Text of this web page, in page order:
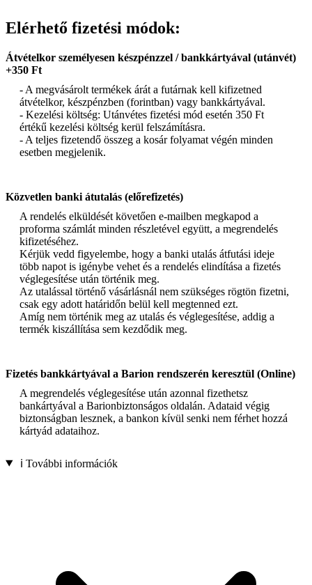
Elérhető fizetési módok:
Átvételkor személyesen készpénzzel / bankkártyával (utánvét)
+350 Ft
- A megvásárolt termékek árát a futárnak kell kifizetned
átvételkor, készpénzben (forintban) vagy bankkártyával.
- Kezelési költség: Utánvétes fizetési mód esetén 350 Ft
értékű kezelési költség kerül felszámításra.
- A teljes fizetendő összeg a kosár folyamat végén minden
esetben megjelenik.
Közvetlen banki átutalás (előrefizetés)
A rendelés elküldését követően e-mailben megkapod a
proforma számlát minden részletével együtt, a megrendelés
kifizetéséhez.
Kérjük vedd figyelembe, hogy a banki utalás átfutási ideje
több napot is igénybe vehet és a rendelés elindítása a fizetés
véglegesítése után történik meg.
Az utalással történő vásárlásnál nem szükséges rögtön fizetni,
csak egy adott határidőn belül kell megtenned ezt.
Amíg nem történik meg az utalás és véglegesítése, addig a
termék kiszállítása sem kezdődik meg.
Fizetés bankkártyával a Barion rendszerén keresztül (Online)
A megrendelés véglegesítése után azonnal fizethetsz
bankártyával a Barionbiztonságos oldalán. Adataid végig
biztonságban lesznek, a bankon kívül senki nem férhet hozzá
kártyád adataihoz.
ℹ️ További információk